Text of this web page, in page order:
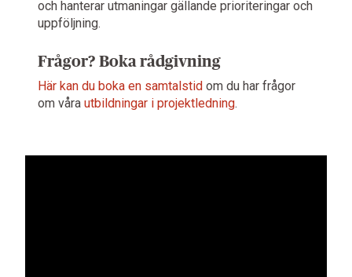
och hanterar utmaningar gällande prioriteringar och
uppföljning.
Frågor? Boka rådgivning
Här kan du boka en samtalstid om du har frågor
om våra utbildningar i projektledning.